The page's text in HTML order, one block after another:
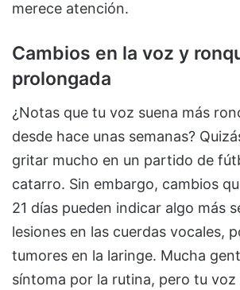
merece atención.
Cambios en la voz y
prolongada
¿Notas que tu voz suena más
desde hace unas semanas?
gritar mucho en un partido de
catarro. Sin embargo, cambios
21 días pueden indicar algo más
lesiones en las cuerdas vocales,
tumores en la laringe. Mucha
síntoma por la rutina, pero tu voz